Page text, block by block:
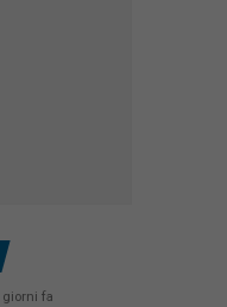
giorni fa